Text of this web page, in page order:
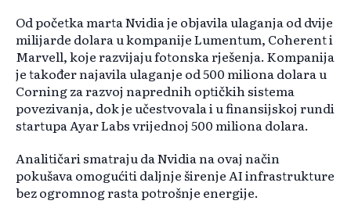
Od početka marta Nvidia je objavila ulaganja od dvije
milijarde dolara u kompanije Lumentum, Coherent i
Marvell, koje razvijaju fotonska rješenja. Kompanija
je također najavila ulaganje od 500 miliona dolara u
Corning za razvoj naprednih optičkih sistema
povezivanja, dok je učestvovala i u finansijskoj rundi
startupa Ayar Labs vrijednoj 500 miliona dolara.
Analitičari smatraju da Nvidia na ovaj način
pokušava omogućiti daljnje širenje AI infrastrukture
bez ogromnog rasta potrošnje energije.